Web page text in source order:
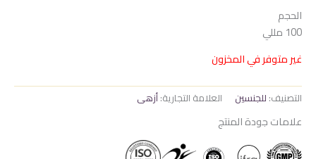
الحجم
100 مللي
غير متوفر في المخزون
التصنيف: للجنسين العلامة التجارية:أزهى
علامات جودة المنتج